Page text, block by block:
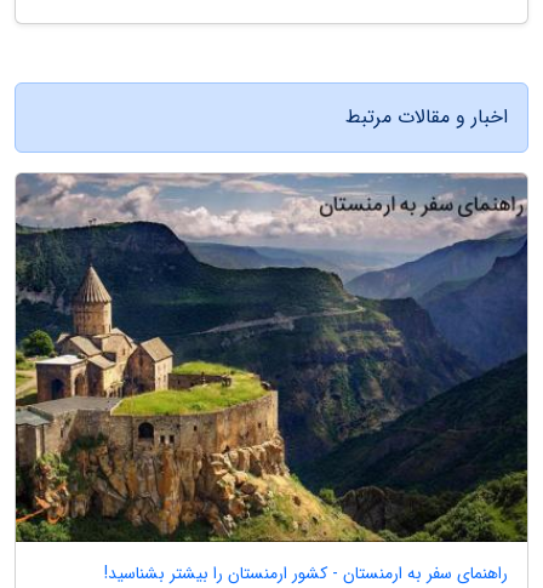
اخبار و مقالات مرتبط
راهنمای سفر به ارمنستان - کشور ارمنستان را بیشتر بشناسید!